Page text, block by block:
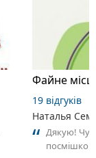
Файне
19 відгуків
Наталья
Дякую!